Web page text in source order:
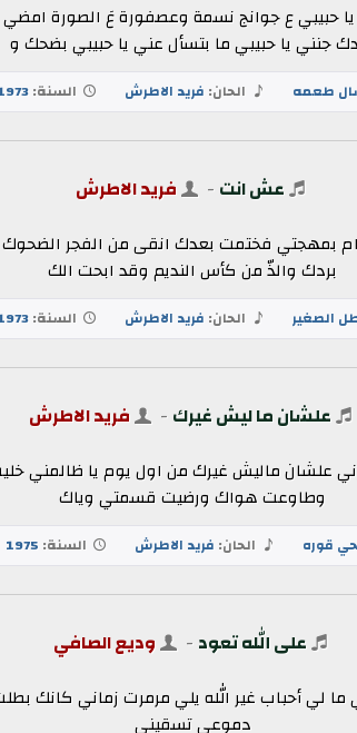
حبيبي ع جوانج نسمة وعصفورة عَ الصورة
جنني يا حبيبي ما بتسأل عني يا حبيبي بضحك و
طعمه الحان: فريد الاطرش السنة:
عش انت - فريد الاطرش
بمهجتي فختمت بعدك انقى من الفجر
بردك والذّ من كأس النديم وقد ابحت الك
الصغير الحان: فريد الاطرش السنة:
علشان ما ليش غيرك - فريد الاطرش
علشان ماليش غيرك من اول يوم يا ظالمني
وطاوعت هواك ورضيت قسمتي وياك
قوره الحان: فريد الاطرش السنة: 1975
على الله تعود - وديع الصافي
ما لي أحباب غير الله يلي مرمرت زماني كانك
دموعي تسقيني